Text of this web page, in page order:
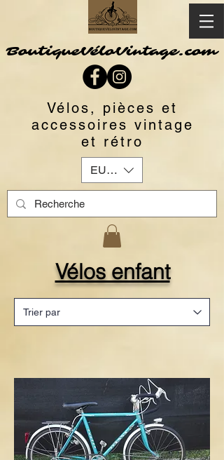
BoutiqueVéloVintage.com
Vélos, pièces et
accessoires vintage
et rétro
EUR (€)
Vélos enfant